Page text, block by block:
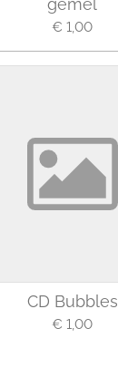
gemel
€ 1,00
CD Bubbles
€ 1,00